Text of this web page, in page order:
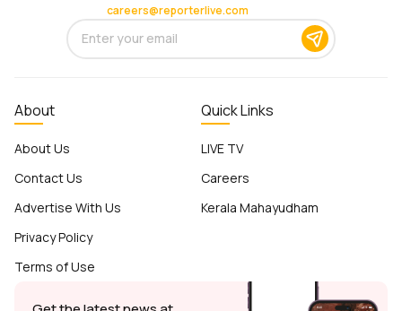
careers@reporterlive.com
About
About Us
Contact Us
Advertise With Us
Privacy Policy
Terms of Use
Quick Links
LIVE TV
Careers
Kerala Mahayudham